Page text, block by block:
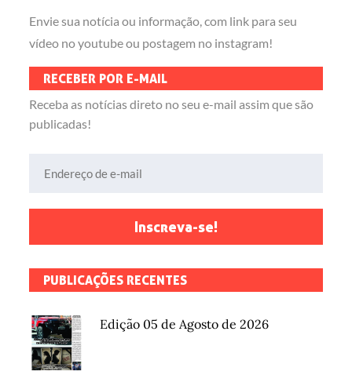
Envie sua notícia ou informação, com link para seu
vídeo no youtube ou postagem no instagram!
RECEBER POR E-MAIL
Receba as notícias direto no seu e-mail assim que são
publicadas!
Inscreva-se!
PUBLICAÇÕES RECENTES
Edição 05 de Agosto de 2026